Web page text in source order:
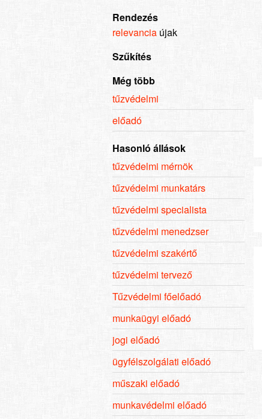
Rendezés
relevancia újak
Szűkítés
Még több
tűzvédelmi
előadó
Hasonló állások
tűzvédelmi mérnök
tűzvédelmi munkatárs
tűzvédelmi specialista
tűzvédelmi menedzser
tűzvédelmi szakértő
tűzvédelmi tervező
Tűzvédelmi főelőadó
munkaügyi előadó
jogi előadó
ügyfélszolgálati előadó
műszaki előadó
munkavédelmi előadó